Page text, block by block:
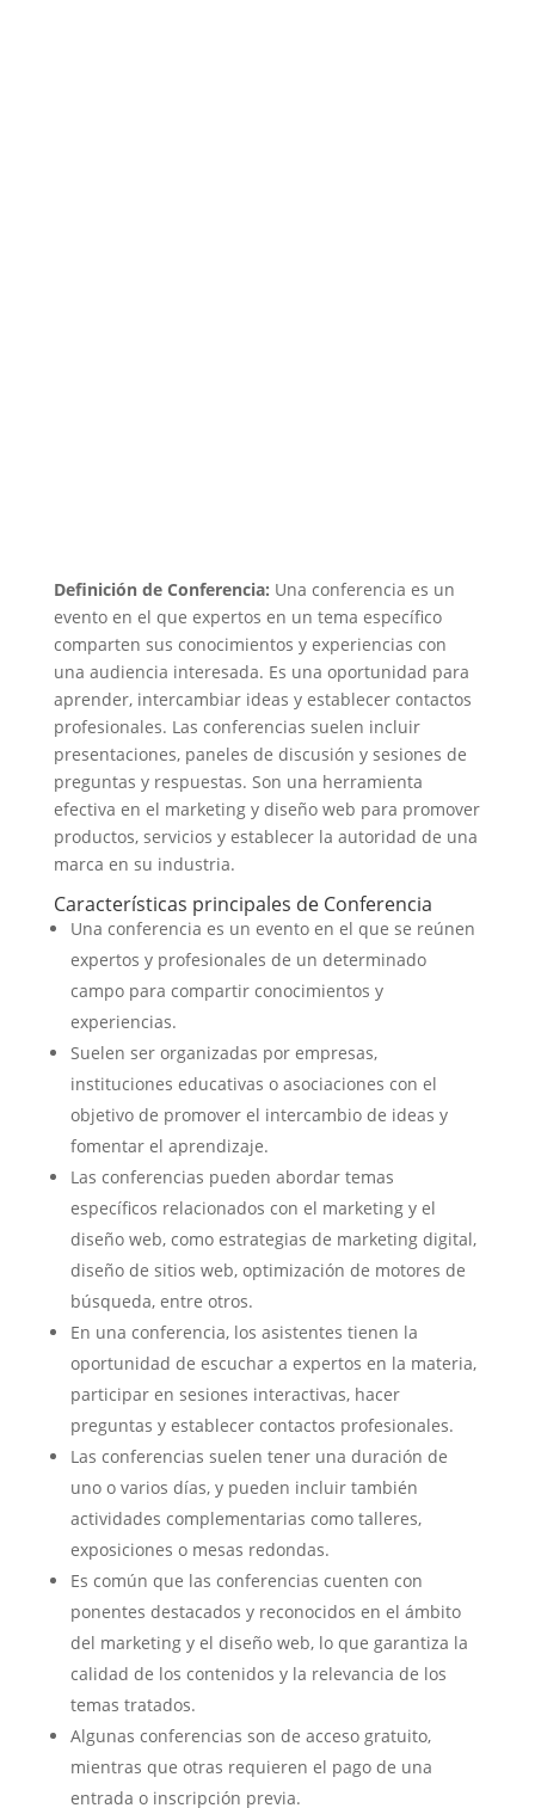
Definición de Conferencia: Una conferencia es un
evento en el que expertos en un tema específico
comparten sus conocimientos y experiencias con
una audiencia interesada. Es una oportunidad para
aprender, intercambiar ideas y establecer contactos
profesionales. Las conferencias suelen incluir
presentaciones, paneles de discusión y sesiones de
preguntas y respuestas. Son una herramienta
efectiva en el marketing y diseño web para promover
productos, servicios y establecer la autoridad de una
marca en su industria.
Características principales de Conferencia
Una conferencia es un evento en el que se reúnen
expertos y profesionales de un determinado
campo para compartir conocimientos y
experiencias.
Suelen ser organizadas por empresas,
instituciones educativas o asociaciones con el
objetivo de promover el intercambio de ideas y
fomentar el aprendizaje.
Las conferencias pueden abordar temas
específicos relacionados con el marketing y el
diseño web, como estrategias de marketing digital,
diseño de sitios web, optimización de motores de
búsqueda, entre otros.
En una conferencia, los asistentes tienen la
oportunidad de escuchar a expertos en la materia,
participar en sesiones interactivas, hacer
preguntas y establecer contactos profesionales.
Las conferencias suelen tener una duración de
uno o varios días, y pueden incluir también
actividades complementarias como talleres,
exposiciones o mesas redondas.
Es común que las conferencias cuenten con
ponentes destacados y reconocidos en el ámbito
del marketing y el diseño web, lo que garantiza la
calidad de los contenidos y la relevancia de los
temas tratados.
Algunas conferencias son de acceso gratuito,
mientras que otras requieren el pago de una
entrada o inscripción previa.